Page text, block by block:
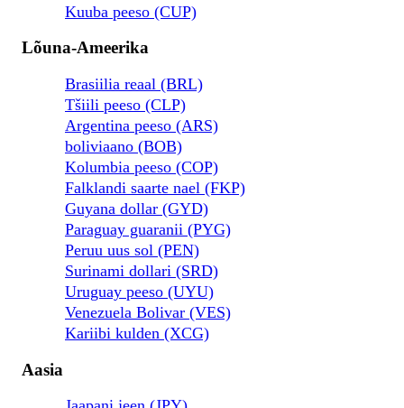
Kuuba peeso (CUP)
Lõuna-Ameerika
Brasiilia reaal (BRL)
Tšiili peeso (CLP)
Argentina peeso (ARS)
boliviaano (BOB)
Kolumbia peeso (COP)
Falklandi saarte nael (FKP)
Guyana dollar (GYD)
Paraguay guaranii (PYG)
Peruu uus sol (PEN)
Surinami dollari (SRD)
Uruguay peeso (UYU)
Venezuela Bolivar (VES)
Kariibi kulden (XCG)
Aasia